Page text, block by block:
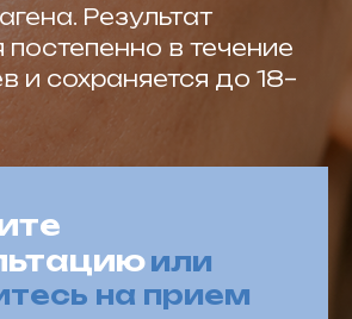
Результат
постепенно в течение
и сохраняется до 18–
или
на прием